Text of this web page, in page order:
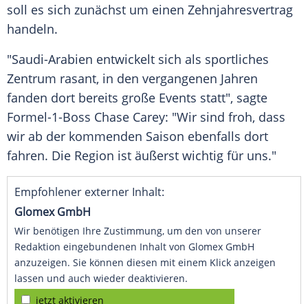
soll es sich zunächst um einen Zehnjahresvertrag
handeln.
"Saudi-Arabien entwickelt sich als sportliches
Zentrum rasant, in den vergangenen Jahren
fanden dort bereits große Events statt", sagte
Formel-1-Boss Chase Carey: "Wir sind froh, dass
wir ab der kommenden Saison ebenfalls dort
fahren. Die Region ist äußerst wichtig für uns."
Empfohlener externer Inhalt:
Glomex GmbH
Wir benötigen Ihre Zustimmung, um den von unserer
Redaktion eingebundenen Inhalt von Glomex GmbH
anzuzeigen. Sie können diesen mit einem Klick anzeigen
lassen und auch wieder deaktivieren.
jetzt aktivieren